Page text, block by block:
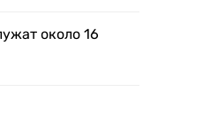
около 16